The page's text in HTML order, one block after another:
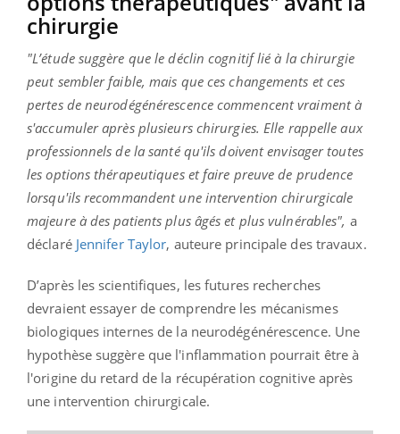
chirurgie
"L’étude suggère que le déclin cognitif lié à la chirurgie
peut sembler faible, mais que ces changements et ces
pertes de neurodégénérescence commencent vraiment à
s'accumuler après plusieurs chirurgies. Elle rappelle aux
professionnels de la santé qu'ils doivent envisager toutes
les options thérapeutiques et faire preuve de prudence
lorsqu'ils recommandent une intervention chirurgicale
majeure à des patients plus âgés et plus vulnérables", a
déclaré Jennifer Taylor, auteure principale des travaux.
D’après les scientifiques, les futures recherches
devraient essayer de comprendre les mécanismes
biologiques internes de la neurodégénérescence. Une
hypothèse suggère que l'inflammation pourrait être à
l'origine du retard de la récupération cognitive après
une intervention chirurgicale.